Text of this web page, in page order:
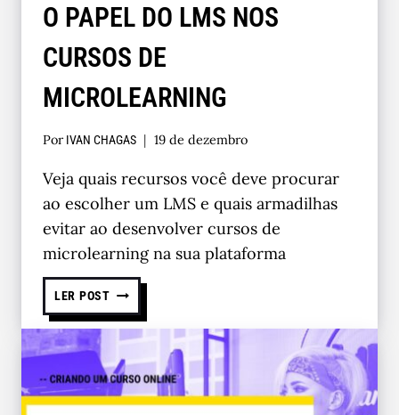
O PAPEL DO LMS NOS
CURSOS DE
MICROLEARNING
Por IVAN CHAGAS 19 de dezembro
Veja quais recursos você deve procurar
ao escolher um LMS e quais armadilhas
evitar ao desenvolver cursos de
microlearning na sua plataforma
LER POST